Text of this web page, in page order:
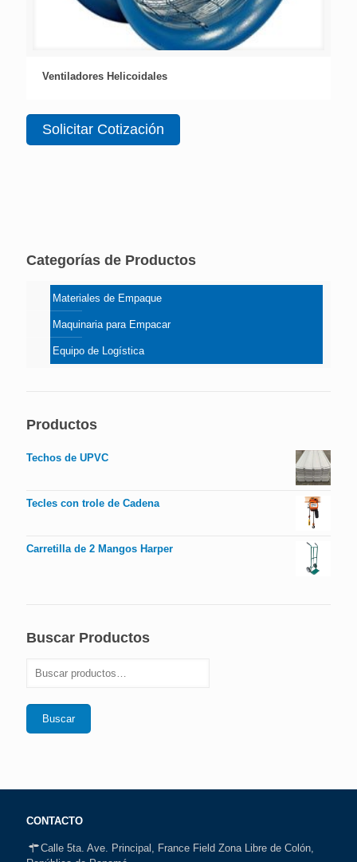
Ventiladores Helicoidales
Solicitar Cotización
Categorías de Productos
Materiales de Empaque
Maquinaria para Empacar
Equipo de Logística
Productos
Techos de UPVC
Tecles con trole de Cadena
Carretilla de 2 Mangos Harper
Buscar Productos
Buscar
CONTACTO
Calle 5ta. Ave. Principal, France Field Zona Libre de Colón,